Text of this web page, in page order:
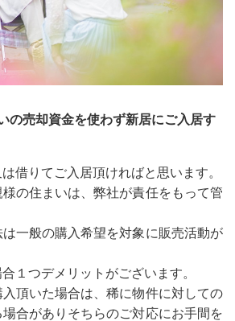
の売却資金を使わず新居にご入居す
借りてご入居頂ければと思います。
の住まいは、弊社が責任をもって管
一般の購入希望を対象に販売活動が
１つデメリットがございます。
頂いた場合は、稀に物件に対しての
場合がありそちらのご対応にお手間を